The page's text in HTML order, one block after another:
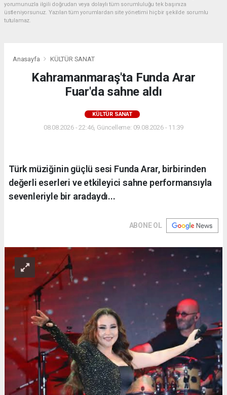
yorumunuzla ilgili doğrudan veya dolaylı tüm sorumluluğu tek başınıza
üstleniyorsunuz. Yazılan tüm yorumlardan site yönetimi hiçbir şekilde sorumlu
tutulamaz.
Anasayfa KÜLTÜR SANAT
Kahramanmaraş'ta Funda Arar
Fuar'da sahne aldı
KÜLTÜR SANAT
08.08.2026 - 22:46, Güncelleme: 09.08.2026 - 11:39
Türk müziğinin güçlü sesi Funda Arar, birbirinden
değerli eserleri ve etkileyici sahne performansıyla
sevenleriyle bir aradaydı...
ABONE OL